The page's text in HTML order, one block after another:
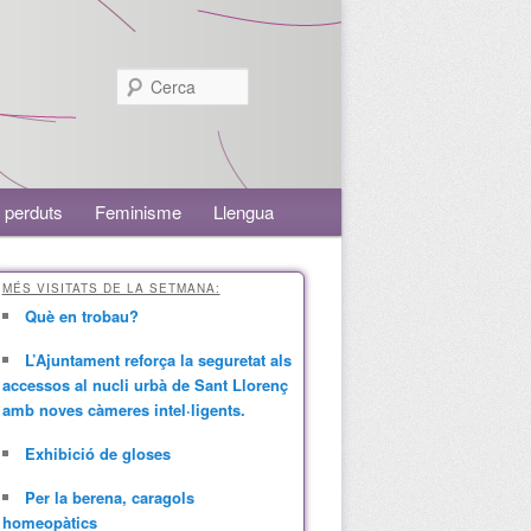
Feminisme Llengua
MÉS VISITATS DE LA SETMANA:
Què en trobau?
L’Ajuntament reforça la seguretat als
accessos al nucli urbà de Sant Llorenç
amb noves càmeres intel·ligents.
Exhibició de gloses
Per la berena, caragols
homeopàtics